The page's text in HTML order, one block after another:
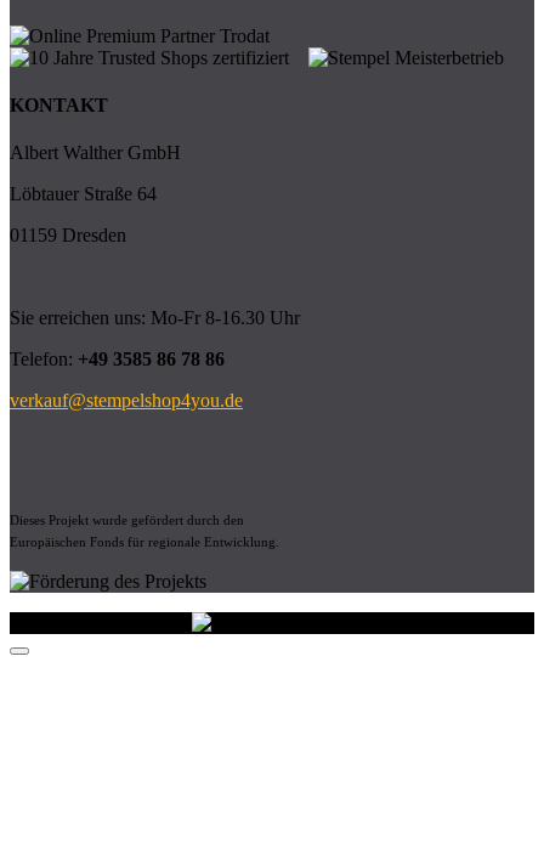
KONTAKT
Albert Walther GmbH
Löbtauer Straße 64
01159 Dresden
Sie erreichen uns: Mo-Fr 8-16.30 Uhr
Telefon: +49 3585 86 78 86
verkauf@stempelshop4you.de
Dieses Projekt wurde gefördert durch den
Europäischen Fonds für regionale Entwicklung.